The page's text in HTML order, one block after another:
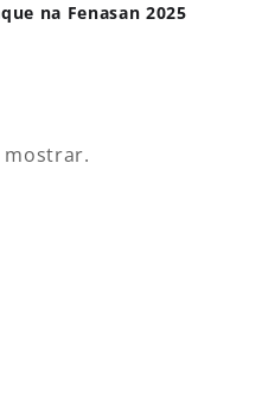
na Fenasan 2025
mostrar.